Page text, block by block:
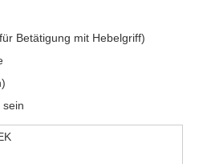
Betätigung mit Hebelgriff)
sein